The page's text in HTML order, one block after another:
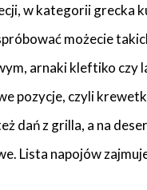
w kategorii grecka
możecie
arnaki kleftiko czy
pozycje, czyli
dań z grilla, a na
Lista napojów